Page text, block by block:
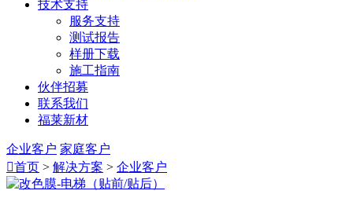
技术支持
服务支持
测试报告
样册下载
施工指南
伙伴招募
联系我们
福莱新材
企业客户 家庭客户
首页 > 解决方案 > 企业客户